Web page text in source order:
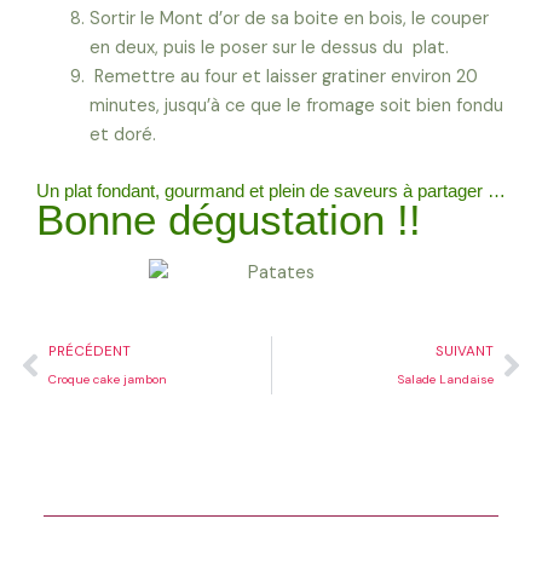
Sortir le Mont d’or de sa boite en bois, le couper
en deux, puis le poser sur le dessus du plat.
Remettre au four et laisser gratiner environ 20
minutes, jusqu’à ce que le fromage soit bien fondu
et doré.
Un plat fondant, gourmand et plein de saveurs à partager …
Bonne dégustation !!
Précédent
PRÉCÉDENT
Croque cake jambon
SUIVANT
Salade Landaise